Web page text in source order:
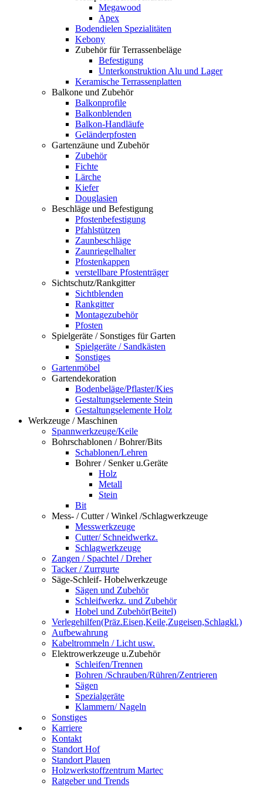
Megawood
Apex
Bodendielen Spezialitäten
Kebony
Zubehör für Terrassenbeläge
Befestigung
Unterkonstruktion Alu und Lager
Keramische Terrassenplatten
Balkone und Zubehör
Balkonprofile
Balkonblenden
Balkon-Handläufe
Geländerpfosten
Gartenzäune und Zubehör
Zubehör
Fichte
Lärche
Kiefer
Douglasien
Beschläge und Befestigung
Pfostenbefestigung
Pfahlstützen
Zaunbeschläge
Zaunriegelhalter
Pfostenkappen
verstellbare Pfostenträger
Sichtschutz/Rankgitter
Sichtblenden
Rankgitter
Montagezubehör
Pfosten
Spielgeräte / Sonstiges für Garten
Spielgeräte / Sandkästen
Sonstiges
Gartenmöbel
Gartendekoration
Bodenbeläge/Pflaster/Kies
Gestaltungselemente Stein
Gestaltungselemente Holz
Werkzeuge / Maschinen
Spannwerkzeuge/Keile
Bohrschablonen / Bohrer/Bits
Schablonen/Lehren
Bohrer / Senker u.Geräte
Holz
Metall
Stein
Bit
Mess- / Cutter / Winkel /Schlagwerkzeuge
Messwerkzeuge
Cutter/ Schneidwerkz.
Schlagwerkzeuge
Zangen / Spachtel / Dreher
Tacker / Zurrgurte
Säge-Schleif- Hobelwerkzeuge
Sägen und Zubehör
Schleifwerkz. und Zubehör
Hobel und Zubehör(Beitel)
Verlegehilfen(Präz.Eisen,Keile,Zugeisen,Schlagkl.)
Aufbewahrung
Kabeltrommeln / Licht usw.
Elektrowerkzeuge u.Zubehör
Schleifen/Trennen
Bohren /Schrauben/Rühren/Zentrieren
Sägen
Spezialgeräte
Klammern/ Nageln
Sonstiges
Karriere
Kontakt
Standort Hof
Standort Plauen
Holzwerkstoffzentrum Martec
Ratgeber und Trends